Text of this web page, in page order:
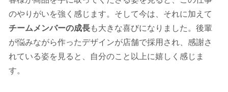
のやりがいを強く感じます。そして今は、それに加えて
チームメンバーの成長も大きな喜びになりました。後輩
が悩みながら作ったデザインが店舗で採用され、感謝さ
れている姿を見ると、自分のこと以上に嬉しく感じま
す。